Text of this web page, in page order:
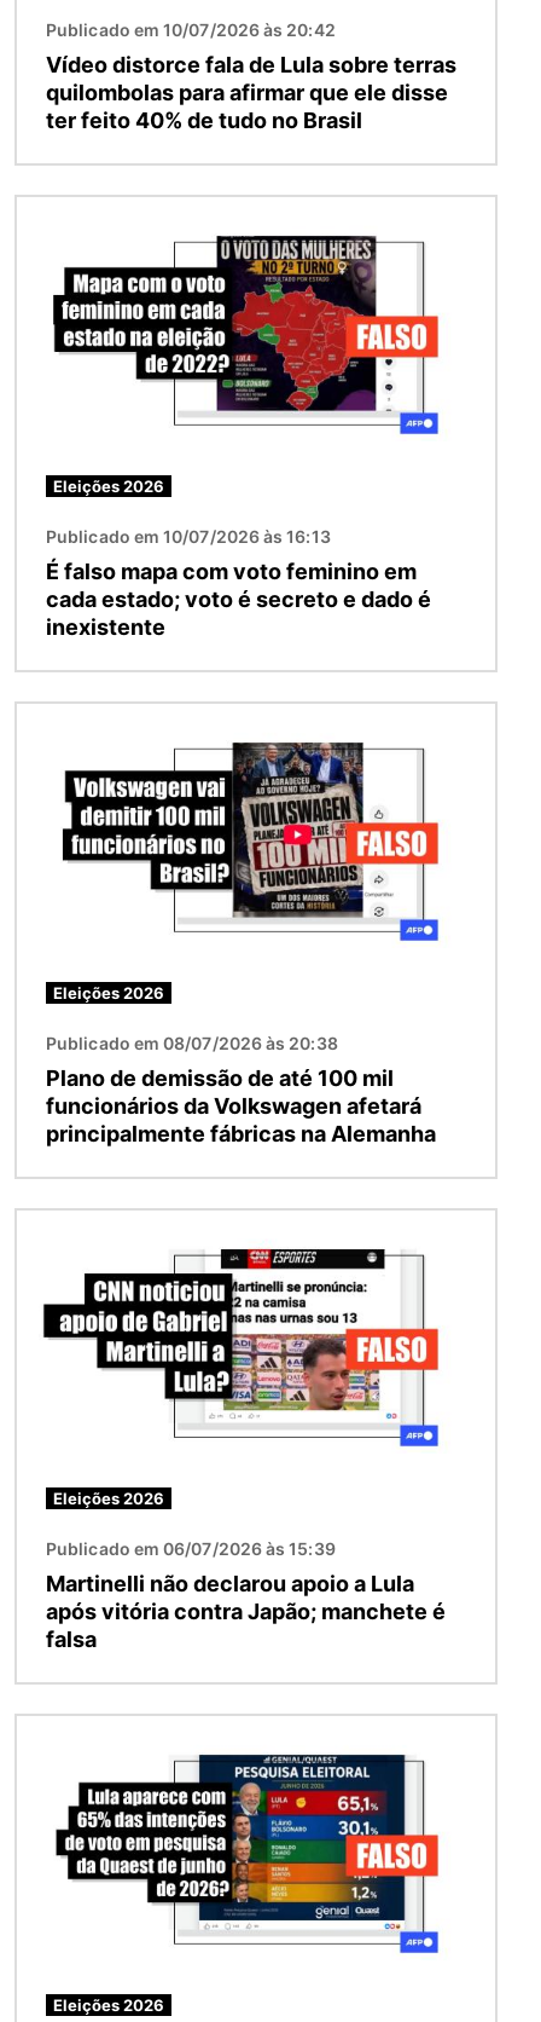
Publicado em 10/07/2026 às 20:42
Vídeo distorce fala de Lula sobre terras
quilombolas para afirmar que ele disse
ter feito 40% de tudo no Brasil
Eleições 2026
Publicado em 10/07/2026 às 16:13
É falso mapa com voto feminino em
cada estado; voto é secreto e dado é
inexistente
Eleições 2026
Publicado em 08/07/2026 às 20:38
Plano de demissão de até 100 mil
funcionários da Volkswagen afetará
principalmente fábricas na Alemanha
Eleições 2026
Publicado em 06/07/2026 às 15:39
Martinelli não declarou apoio a Lula
após vitória contra Japão; manchete é
falsa
Eleições 2026